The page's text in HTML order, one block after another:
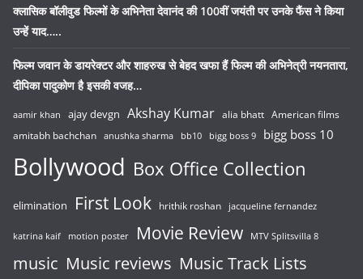
क्लासिक बॉलीवुड फिल्मों के अभिनेता देवानंद की 100वीं जयंती पर उनके फैंस ने किया
उन्हें याद…..
फिल्म जवान के डायरेक्टर और शाहरुख से बेहद खफा हैं फिल्म की अभिनेत्री नयनतारा,
दीपिका पादुकोण है इसकी वजह…
aamir khan ajay devgn Akshay Kumar alia bhatt American films
amitabh bachchan anushka sharma bb10 bigg boss 9 bigg boss 10
Bollywood Box Office Collection
elimination First Look hrithik roshan jacqueline fernandez
katrina kaif motion poster Movie Review MTV Splitsvilla 8
music Music reviews Music Track Lists